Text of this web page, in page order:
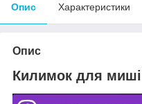
Опис Характеристики
Опис
Килимок для